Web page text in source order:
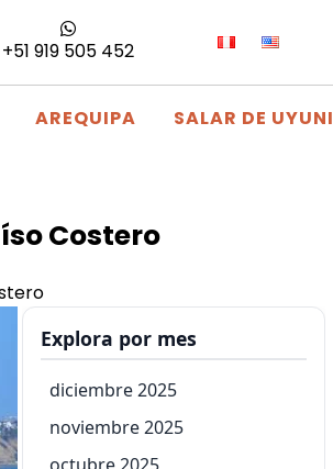
+51 919 505 452
AREQUIPA SALAR DE UYUNI
Costero
Explora por mes
diciembre 2025
noviembre 2025